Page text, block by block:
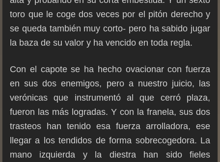
toro que le coge dos veces por el pitón derecho y
se queda también muy corto- pero ha sabido jugar
la baza de su valor y ha vencido en toda regla.
Con el capote se ha hecho ovacionar con fuerza
en sus dos enemigos, pero a nuestro juicio, las
verónicas que instrumentó al que cerró plaza,
fueron las más logradas. Y con la franela, sus dos
trasteos han tenido esa fuerza arrolladora, ese
llegar a los tendidos de forma sobrecogedora. La
mano izquierda y la diestra han sido fieles